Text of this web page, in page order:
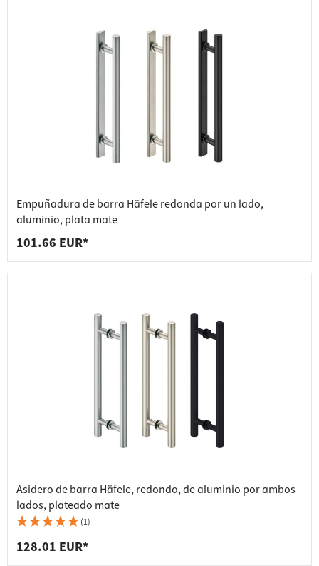
Empuñadura de barra Häfele redonda por un lado,
aluminio, plata mate
101.66 EUR*
Asidero de barra Häfele, redondo, de aluminio por ambos
lados, plateado mate
(1)
128.01 EUR*